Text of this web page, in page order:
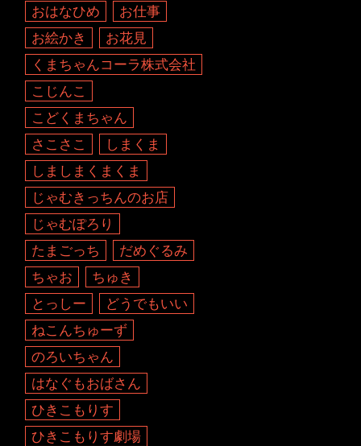
おはなひめ
お仕事
お絵かき
お花見
くまちゃんコーラ株式会社
こじんこ
こどくまちゃん
さこさこ
しまくま
しましまくまくま
じゃむきっちんのお店
じゃむぽろり
たまごっち
だめぐるみ
ちゃお
ちゅき
とっしー
どうでもいい
ねこんちゅーず
のろいちゃん
はなぐもおばさん
ひきこもりす
ひきこもりす劇場